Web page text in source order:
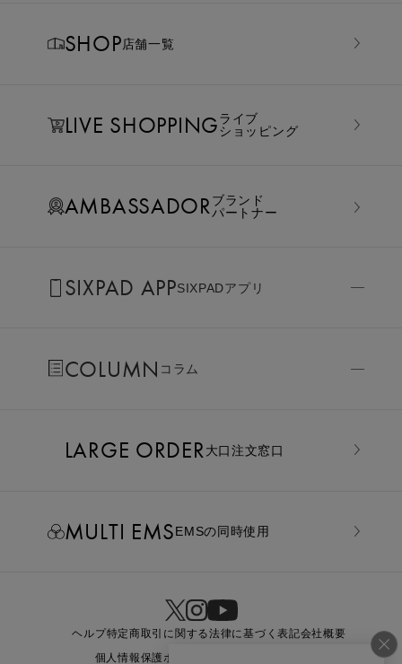
SHOP店舗一覧
LIVE SHOPPINGライブ
ショッピング
AMBASSADORブランド
パートナー
SIXPAD APPSIXPADアプリ
COLUMN コラム
LARGE ORDER⼤⼝注⽂窓⼝
MULTI EMSEMSの同時使用
ヘルプ特定商取引に関する法律に基づく表記会社概要
個人情報保護ポリシー